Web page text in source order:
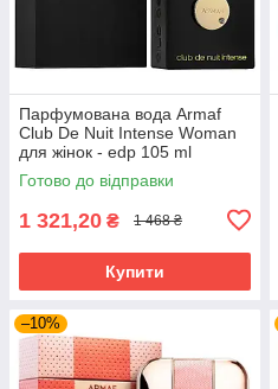
Парфумована вода Armaf
Club De Nuit Intense Woman
для жінок - edp 105 ml
Готово до відправки
1 321,20 ₴ 1 468 ₴
Купити
–10%